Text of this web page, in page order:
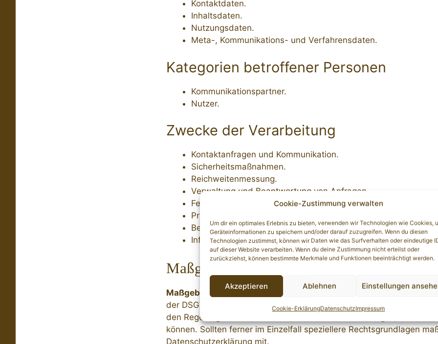
Cookie-Zustimmung verwalten
Um dir ein optimales Erlebnis zu bieten, verwenden wir Technologien wie Cookies,
Geräteinformationen zu speichern und/oder darauf zuzugreifen. Wenn du diesen
Technologien zustimmst, können wir Daten wie das Surfverhalten oder eindeutige
auf dieser Website verarbeiten. Wenn du deine Zustimmung nicht erteilst oder
zurückziehst, können bestimmte Merkmale und Funktionen beeinträchtigt werden.
Akzeptieren Ablehnen Einstellungen
Cookie-ErklärungDatenschutzImpressum
Kontaktdaten.
Inhaltsdaten.
Nutzungsdaten.
Meta-, Kommunikations- und Verfahrensdaten.
Kategorien betroffener Personen
Kommunikationspartner.
Nutzer.
Zwecke der Verarbeitung
Kontaktanfragen und Kommunikation.
Sicherheitsmaßnahmen.
Reichweitenmessung.
Verwaltung und Beantwortung von Anfragen.
Feedback.
Profile mit nutzerbezogenen Informationen.
Bereitstellung unseres Onlineangebotes und
Informationstechnische Infrastruktur.
Maßgebliche Rechtsgrundlagen
Maßgebliche Rechtsgrundlagen nach der DSGVO:
Im Folgenden
der DSGVO, auf deren Basis wir personenbezogene Daten
den Regelungen der DSGVO nationale Datenschutzvorgaben in
können. Sollten ferner im Einzelfall speziellere Rechtsgrundlagen
Datenschutzerklärung mit.